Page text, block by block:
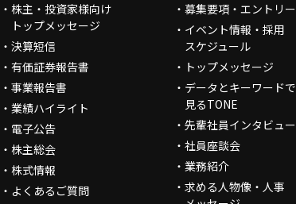
株主・投資家様向け
トップメッセージ
決算短信
有価証券報告書
事業報告書
業績ハイライト
電子公告
株主総会
株式情報
よくあるご質問
募集要項・エントリー
イベント情報・採用
スケジュール
トップメッセージ
データとキーワードで
見るTONE
先輩社員インタビュー
社員座談会
業務紹介
求める人物像・人事